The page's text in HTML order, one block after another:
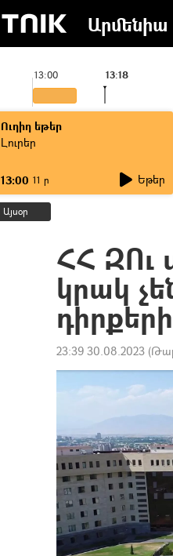
Արմենիա
13:00 13:18
Ուղիղ եթեր
Լուրեր
13:00 11 ր Եթեր
Այսօր
ՀՀ ԶՈւ
կրակ
23:39 30.08.2023